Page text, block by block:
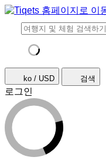
ko / USD 검색
로그인